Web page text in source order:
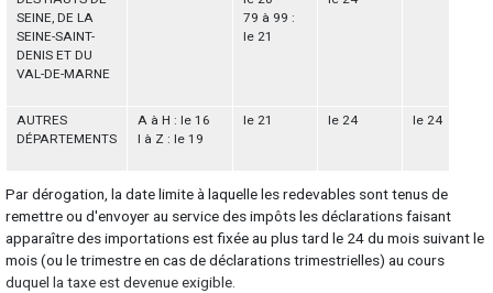
SEINE, DE LA
SEINE-SAINT-
DENIS ET DU
VAL-DE-MARNE
79 à 99 :
le 21
AUTRES
DÉPARTEMENTS
A à H : le 16
I à Z : le 19
le 21 le 24 le 24
Par dérogation, la date limite à laquelle les redevables sont tenus de
remettre ou d'envoyer au service des impôts les déclarations faisant
apparaître des importations est fixée au plus tard le 24 du mois suivant le
mois (ou le trimestre en cas de déclarations trimestrielles) au cours
duquel la taxe est devenue exigible.